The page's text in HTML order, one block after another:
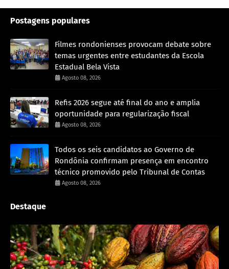
Postagens populares
Filmes rondonienses provocam debate sobre
temas urgentes entre estudantes da Escola
Estadual Bela Vista
Agosto 08, 2026
Refis 2026 segue até final do ano e amplia
oportunidade para regularização fiscal
Agosto 08, 2026
Todos os seis candidatos ao Governo de
Rondônia confirmam presença em encontro
técnico promovido pelo Tribunal de Contas
Agosto 08, 2026
Destaque